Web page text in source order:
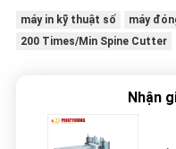
máy in kỹ thuật số
máy
200 Times/Min Spine Cutter
Nhận